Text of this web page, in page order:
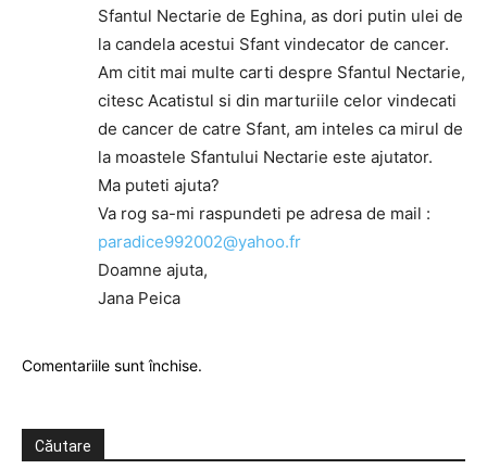
Sfantul Nectarie de Eghina, as dori putin ulei de
la candela acestui Sfant vindecator de cancer.
Am citit mai multe carti despre Sfantul Nectarie,
citesc Acatistul si din marturiile celor vindecati
de cancer de catre Sfant, am inteles ca mirul de
la moastele Sfantului Nectarie este ajutator.
Ma puteti ajuta?
Va rog sa-mi raspundeti pe adresa de mail :
paradice992002@yahoo.fr
Doamne ajuta,
Jana Peica
Comentariile sunt închise.
Căutare